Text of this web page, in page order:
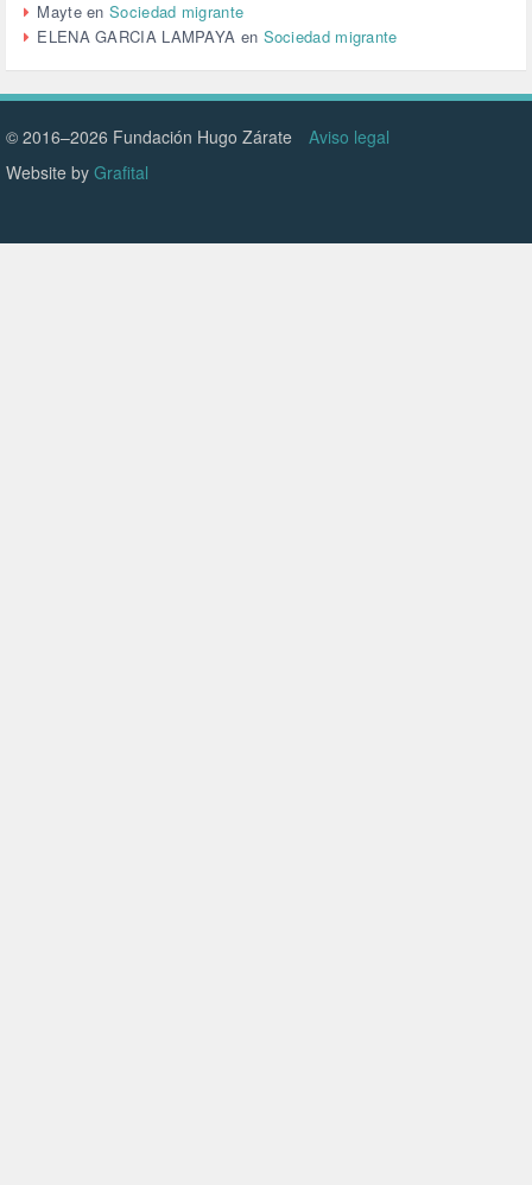
VIOLENCIA (2)
VIOLENCIA DE GÉNERO (223)
VIVIENDA (9)
VOLODIMIR ZELENSKY (1)
MayteenSociedad migrante
ELENA GARCIA LAMPAYA en Sociedad migrante
© 2016–2026 Fundación Hugo Zárate
Aviso legal
Website by Grafital